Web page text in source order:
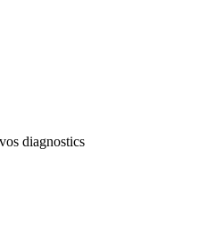
diagnostics